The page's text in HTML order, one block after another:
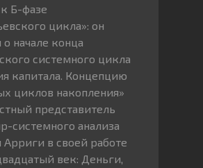
Б-фазе
цикла»: он
о начале конца
системного цикла
капитала. Концепцию
циклов накопления»
представитель
системного анализа
в своей работе
век: Деньги,